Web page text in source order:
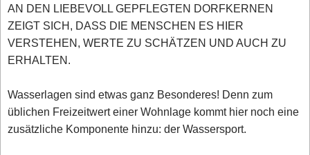
AN DEN LIEBEVOLL GEPFLEGTEN DORFKERNEN
ZEIGT SICH, DASS DIE MENSCHEN ES HIER
VERSTEHEN, WERTE ZU SCHÄTZEN UND AUCH ZU
ERHALTEN.
Wasserlagen sind etwas ganz Besonderes! Denn zum
üblichen Freizeitwert einer Wohnlage kommt hier noch eine
zusätzliche Komponente hinzu: der Wassersport.